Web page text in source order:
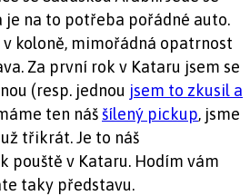
je na to potřeba pořádné auto.
koloně, mimořádná opatrnost
Za první rok v Kataru jsem se
(resp. jednou jsem to zkusil a
ten náššílený pickup, jsme
třikrát. Je to náš
pouště v Kataru. Hodím vám
taky představu.